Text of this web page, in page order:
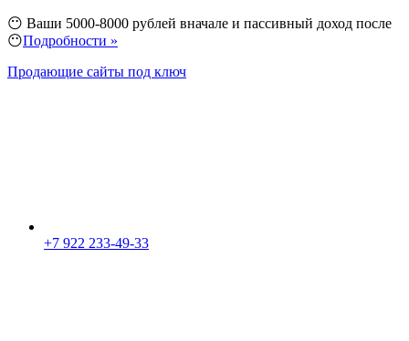
😶 Ваши 5000-8000 рублей вначале и пассивный доход после
😶Подробности »
Продающие сайты под ключ
+7 922 233-49-33